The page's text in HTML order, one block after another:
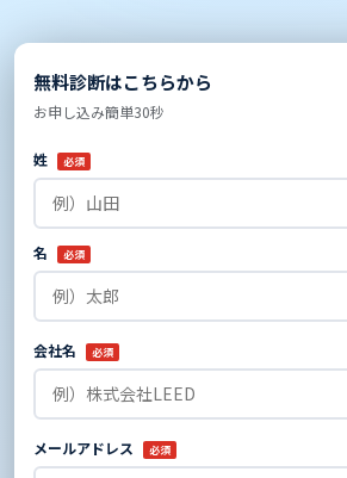
無料診断はこちらから
お申し込み簡単30秒
姓 必須
名 必須
会社名 必須
メールアドレス 必須